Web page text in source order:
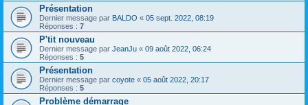
Présentation
Dernier message par BALDO « 05 sept. 2022, 08:19
Réponses : 7
P'tit nouveau
Dernier message par JeanJu « 09 août 2022, 06:24
Réponses : 5
Présentation
Dernier message par coyote « 05 août 2022, 20:17
Réponses : 5
Problème démarrage